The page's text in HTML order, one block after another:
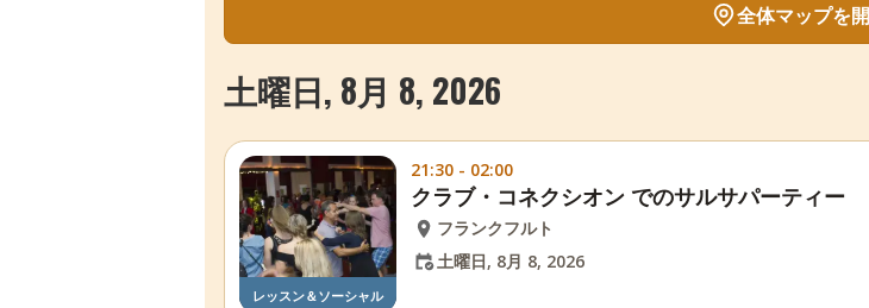
全体マップを
土曜日, 8月 8, 2026
レッスン＆ソーシャル
21:30 - 02:00
クラブ・コネクシオン でのサルサパーティー
フランクフルト
土曜日, 8月 8, 2026